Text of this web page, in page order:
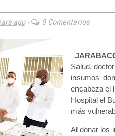
ago- 0 Comentarios
Salud,
insumos
encabeza el
Hospital el
más
Al donar los